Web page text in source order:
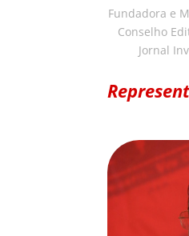
Fundadora e
Conselho
Jornal